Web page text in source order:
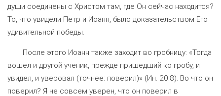
души соединены с Христом там, где Он сейчас находится?
То, что увидели Петр и Иоанн, было доказательством Его
удивительной победы.
После этого Иоанн также заходит во гробницу: «Тогда
вошел и другой ученик, прежде пришедший ко гробу, и
увидел, и уверовал (точнее: поверил)» (Ин. 20:8). Во что он
поверил? Я не совсем уверен, что он поверил в